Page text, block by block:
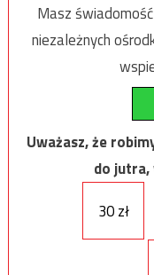
Masz
niezależnych
Uważasz, że
do jutra,
30 zł